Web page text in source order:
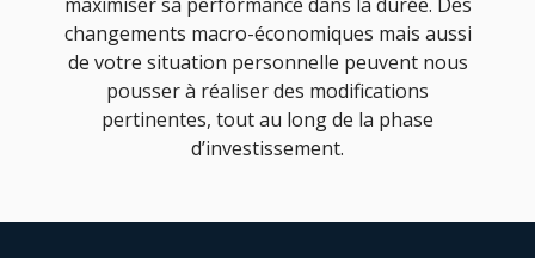
changements macro-économiques mais aussi
de votre situation personnelle peuvent nous
pousser à réaliser des modifications
pertinentes, tout au long de la phase
d’investissement.